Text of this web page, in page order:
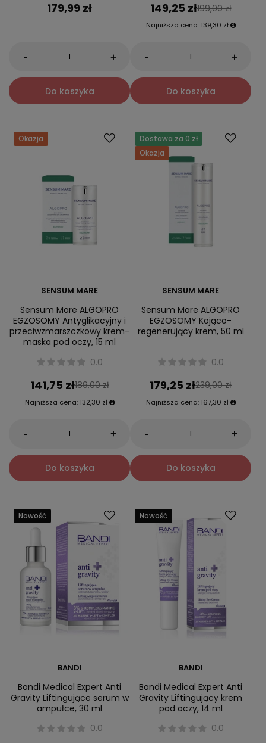
179,99 zł
- +
Do koszyka
149,25 zł199,00 zł
Najniższa cena: 139,30 zł
- +
Do koszyka
Okazja
SENSUM MARE
Sensum Mare ALGOPRO
EGZOSOMY Antyglikacyjny i
przeciwzmarszczkowy krem-
maska pod oczy, 15 ml
0.0
141,75 zł189,00 zł
Najniższa cena: 132,30 zł
- +
Do koszyka
Dostawa za 0 zł
Okazja
SENSUM MARE
Sensum Mare ALGOPRO
EGZOSOMY Kojąco-
regenerujący krem, 50 ml
0.0
179,25 zł239,00 zł
Najniższa cena: 167,30 zł
- +
Do koszyka
Nowość
BANDI
Bandi Medical Expert Anti
Gravity Liftingujące serum w
ampułce, 30 ml
0.0
Nowość
BANDI
Bandi Medical Expert Anti
Gravity Liftingujący krem
pod oczy, 14 ml
0.0